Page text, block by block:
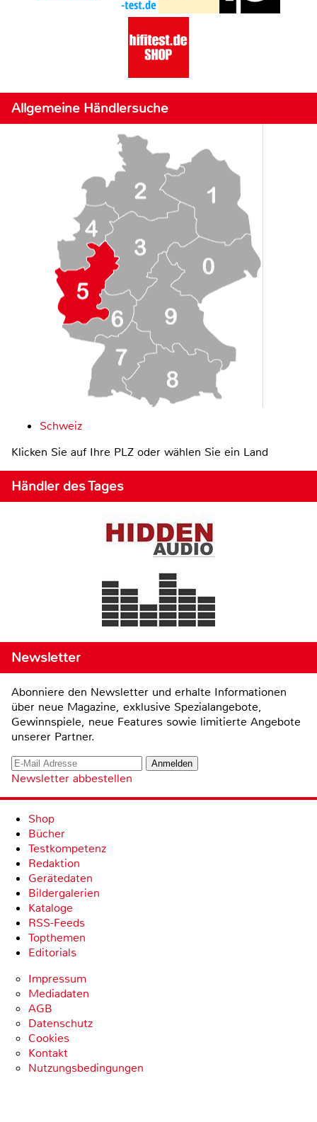
Allgemeine Händlersuche
Schweiz
Klicken Sie auf Ihre PLZ oder wählen Sie ein Land
Händler des Tages
Newsletter
Abonniere den Newsletter und erhalte Informationen
über neue Magazine, exklusive Spezialangebote,
Gewinnspiele, neue Features sowie limitierte Angebote
unserer Partner.
Newsletter abbestellen
Shop
Bücher
Testkompetenz
Redaktion
Gerätedaten
Bildergalerien
Kataloge
RSS-Feeds
Topthemen
Editorials
Impressum
Mediadaten
AGB
Datenschutz
Cookies
Kontakt
Nutzungsbedingungen